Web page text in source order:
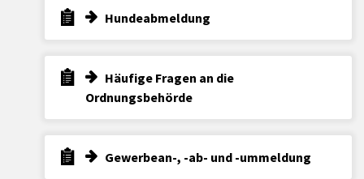
Hundeabmeldung
Häufige Fragen an die
Ordnungsbehörde
Gewerbean-, -ab- und -ummeldung